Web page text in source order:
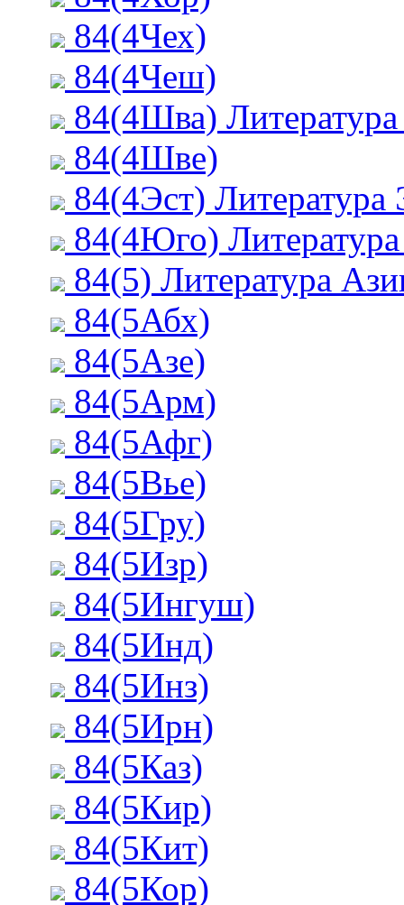
84(4Чех)
84(4Чеш)
84(4Шва)
84(4Шве)
84(4Эст) Литература
84(4Юго)
84(5) Литература
84(5Абх)
84(5Азе)
84(5Арм)
84(5Афг)
84(5Вье)
84(5Гру)
84(5Изр)
84(5Ингуш)
84(5Инд)
84(5Инз)
84(5Ирн)
84(5Каз)
84(5Кир)
84(5Кит)
84(5Кор)